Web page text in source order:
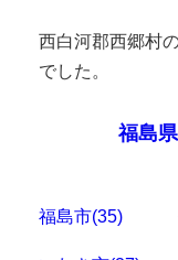
西白河郡西郷村
でした。
福島県
福島市(35)